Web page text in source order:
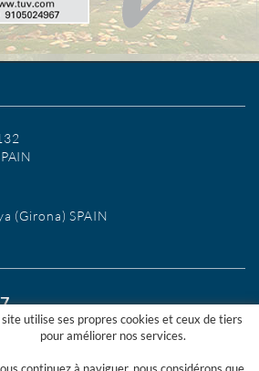
(Girona) SPAIN
site utilise ses propres cookies et ceux de tiers
pour améliorer nos services.